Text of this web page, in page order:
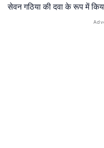
सेवन गठिया की दवा के रूप में